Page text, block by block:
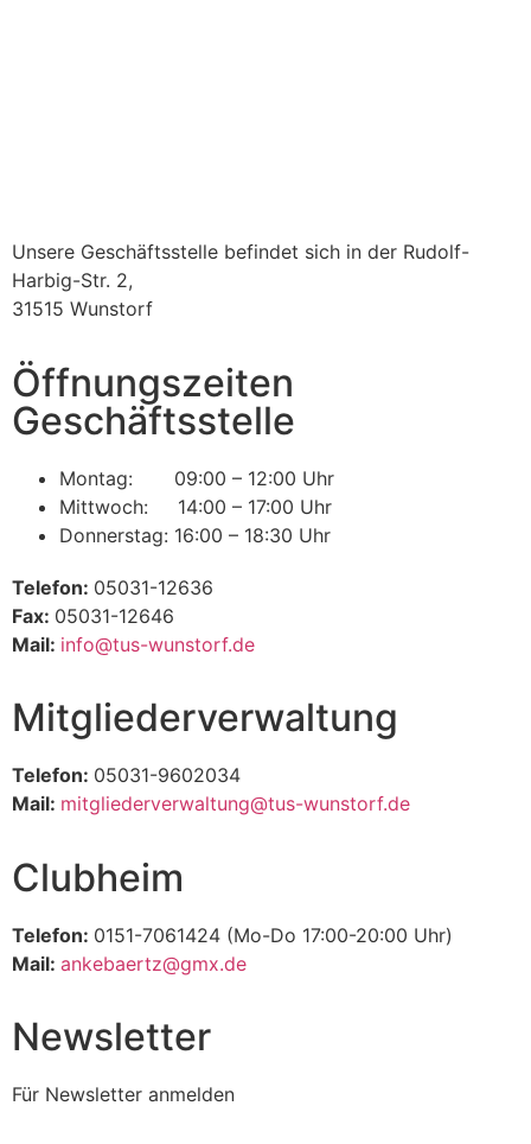
Unsere Geschäftsstelle befindet sich in der Rudolf-
Harbig-Str. 2,
31515 Wunstorf
Öffnungszeiten
Geschäftsstelle
Montag: 09:00 – 12:00 Uhr
Mittwoch: 14:00 – 17:00 Uhr
Donnerstag: 16:00 – 18:30 Uhr
Telefon: 05031-12636
Fax: 05031-12646
Mail: info@tus-wunstorf.de
Mitgliederverwaltung
Telefon: 05031-9602034
Mail: mitgliederverwaltung@tus-wunstorf.de
Clubheim
Telefon: 0151-7061424 (Mo-Do 17:00-20:00 Uhr)
Mail: ankebaertz@gmx.de
Newsletter
Für Newsletter anmelden